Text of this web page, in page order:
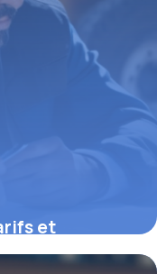
et